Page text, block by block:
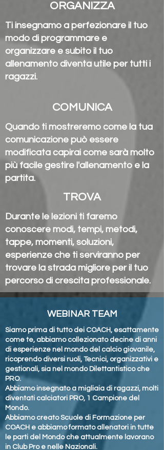
ORGANIZZA
Ti insegnamo a perfezionare il tuo
modo di programmare e
organizzare e subito il tuo
allenamento diventa utile per tutti i
ragazzi.
COMUNICA
Quando ti mostreremo come la tua
comunicazione può essere
modificata capirai come sarà molto
più facile gestire l'allenamento e la
partita.
TROVA
Durante le lezioni ti faremo
conoscere modi, tempi, metodi,
tappe, momenti, soluzioni,
esperienze che ti serviranno per
trovare la strada migliore per il tuo
percorso di crescita professionale.
WEBINAR TEAM
Siamo prima di tutto dei COACH, esattamente
come te, abbiamo collezionato decine di anni
di esperienze nel mondo del calcio giovanile,
ricoprendo diversi ruoli, Tecnici, organizzativi e
gestionali, sia nel mondo Dilettantistico che
PRO.
Abbiamo insegnato a migliaia di ragazzi, molti
diventati calciatori PRO, 1 Campione del
Mondo.
Abbiamo creato Scuole di Formazione per
COACH e abbiamo formato allenatori in tutte
le parti del Mondo che attualmente lavorano
in Club Pro e nelle Nazionali.